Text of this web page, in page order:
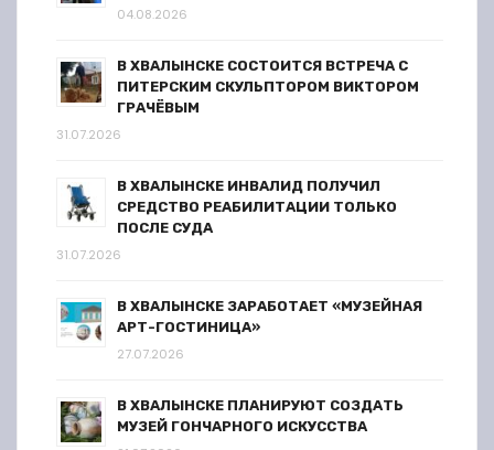
04.08.2026
В ХВАЛЫНСКЕ СОСТОИТСЯ ВСТРЕЧА С
ПИТЕРСКИМ СКУЛЬПТОРОМ ВИКТОРОМ
ГРАЧЁВЫМ
31.07.2026
В ХВАЛЫНСКЕ ИНВАЛИД ПОЛУЧИЛ
СРЕДСТВО РЕАБИЛИТАЦИИ ТОЛЬКО
ПОСЛЕ СУДА
31.07.2026
В ХВАЛЫНСКЕ ЗАРАБОТАЕТ «МУЗЕЙНАЯ
АРТ-ГОСТИНИЦА»
27.07.2026
В ХВАЛЫНСКЕ ПЛАНИРУЮТ СОЗДАТЬ
МУЗЕЙ ГОНЧАРНОГО ИСКУССТВА